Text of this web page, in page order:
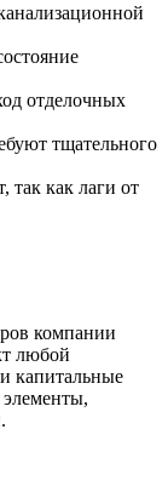
отделочных
тщательного
так как лаги от
компании
любой
капитальные